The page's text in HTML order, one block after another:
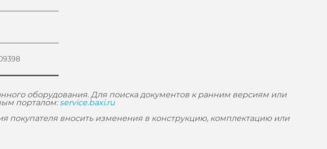
оборудования. Для поиска документов к ранним версиям или
порталом:service.baxi.ru
покупателя вносить изменения в конструкцию, комплектацию или